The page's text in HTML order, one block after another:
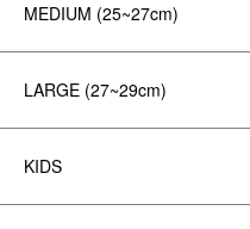
MEDIUM (25~27cm)
LARGE (27~29cm)
KIDS